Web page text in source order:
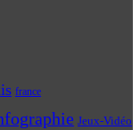
france
Jeux-Vidéo